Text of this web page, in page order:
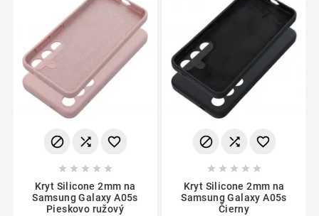
  
    
Kryt Silicone 2mm na
Samsung Galaxy A05s
Pieskovo ružový
  
    
Kryt Silicone 2mm na
Samsung Galaxy A05s
Čierny